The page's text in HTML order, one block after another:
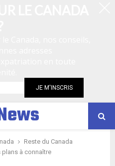
Reste du Canada
plans à connaître